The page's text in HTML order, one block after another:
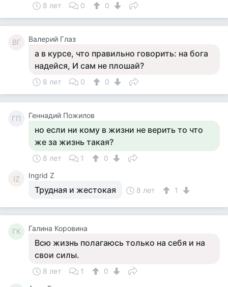
8 лет 0 0
ВГ Валерий Глаз
а в курсе, что правильно говорить: на бога
надейся, И сам не плошай?
8 лет 0 0
ГП Геннадий Пожилов
но если ни кому в жизни не верить то что
же за жизнь такая?
8 лет 1 0
IZ Ingrid Z
Трудная и жестокая 8 лет 1
ГК Галина Коровина
Всю жизнь полагаюсь только на себя и на
свои силы.
8 лет 1 0